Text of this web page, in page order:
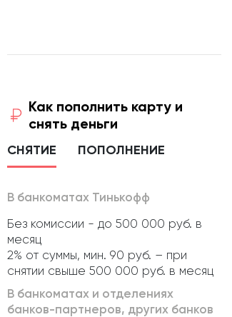
Как пополнить карту и
снять деньги
СНЯТИЕ ПОПОЛНЕНИЕ
В банкоматах Тинькофф
Без комиссии - до 500 000 руб. в
месяц
2% от суммы, мин. 90 руб. – при
снятии свыше 500 000 руб. в месяц
В банкоматах и отделениях
банков-партнеров, других банков